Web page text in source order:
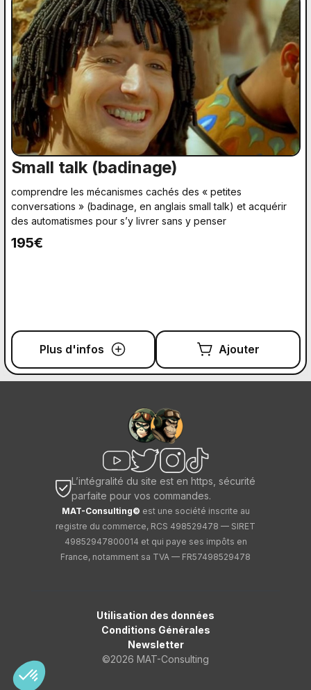
Small talk (badinage)
comprendre les mécanismes cachés des « petites
conversations » (badinage, en anglais small talk) et acquérir
des automatismes pour s’y livrer sans y penser
195€
Plus d'infos Ajouter
L’intégralité du site est en https, sécurité
parfaite pour vos commandes.
MAT-Consulting© est une société inscrite au
registre du commerce, RCS 498529478 — SIRET
49852947800014 et qui paye ses impôts en
France, notamment sa TVA — FR57498529478
©2026 MAT-Consulting
Newsletter
Conditions Générales
Utilisation des données